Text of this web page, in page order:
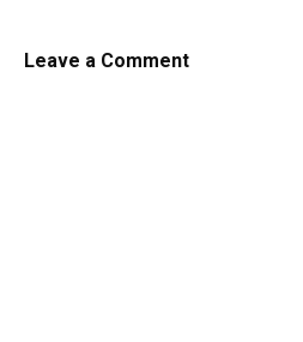
Leave a Comment